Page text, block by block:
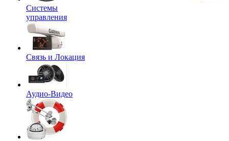
Системы
управления
Связь и Локация
Аудио-Видео